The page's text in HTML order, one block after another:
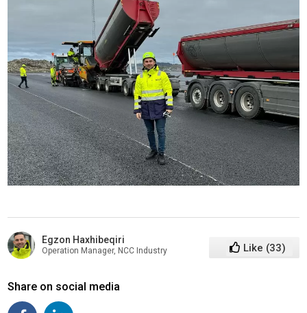
Egzon Haxhibeqiri
Operation Manager, NCC Industry Like (33)
Share on social media